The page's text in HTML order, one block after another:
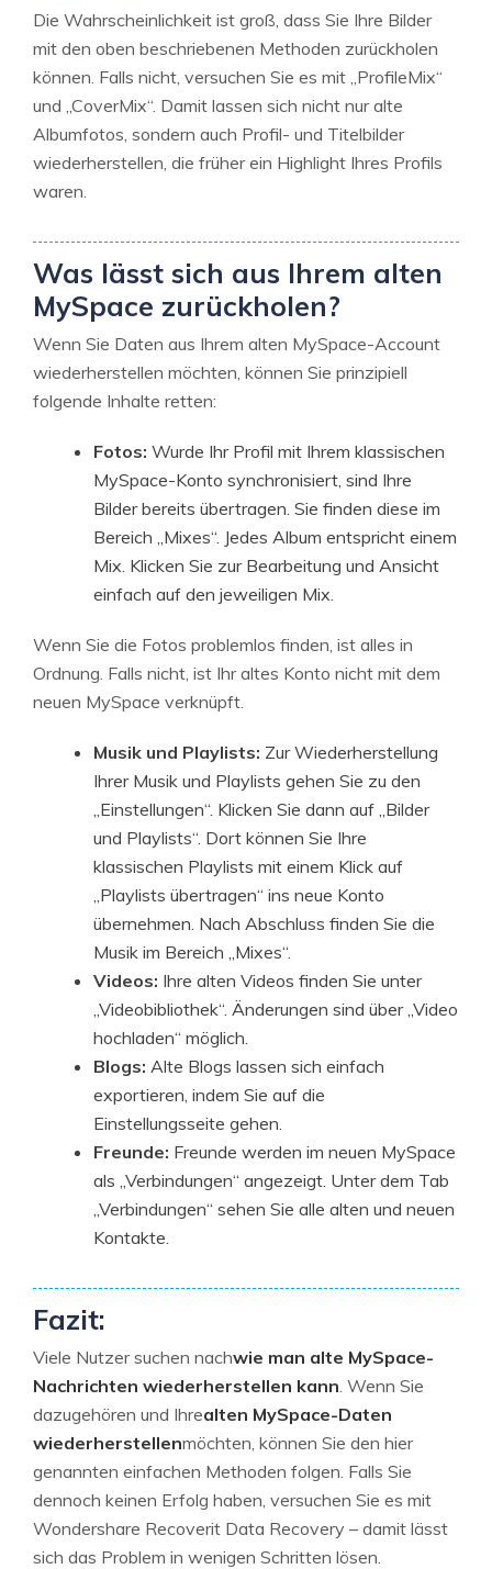
Die Wahrscheinlichkeit ist groß, dass Sie Ihre Bilder
mit den oben beschriebenen Methoden zurückholen
können. Falls nicht, versuchen Sie es mit „ProfileMix“
und „CoverMix“. Damit lassen sich nicht nur alte
Albumfotos, sondern auch Profil- und Titelbilder
wiederherstellen, die früher ein Highlight Ihres Profils
waren.
Was lässt sich aus Ihrem alten
MySpace zurückholen?
Wenn Sie Daten aus Ihrem alten MySpace-Account
wiederherstellen möchten, können Sie prinzipiell
folgende Inhalte retten:
Fotos: Wurde Ihr Profil mit Ihrem klassischen
MySpace-Konto synchronisiert, sind Ihre
Bilder bereits übertragen. Sie finden diese im
Bereich „Mixes“. Jedes Album entspricht einem
Mix. Klicken Sie zur Bearbeitung und Ansicht
einfach auf den jeweiligen Mix.
Wenn Sie die Fotos problemlos finden, ist alles in
Ordnung. Falls nicht, ist Ihr altes Konto nicht mit dem
neuen MySpace verknüpft.
Musik und Playlists: Zur Wiederherstellung
Ihrer Musik und Playlists gehen Sie zu den
„Einstellungen“. Klicken Sie dann auf „Bilder
und Playlists“. Dort können Sie Ihre
klassischen Playlists mit einem Klick auf
„Playlists übertragen“ ins neue Konto
übernehmen. Nach Abschluss finden Sie die
Musik im Bereich „Mixes“.
Videos: Ihre alten Videos finden Sie unter
„Videobibliothek“. Änderungen sind über „Video
hochladen“ möglich.
Blogs: Alte Blogs lassen sich einfach
exportieren, indem Sie auf die
Einstellungsseite gehen.
Freunde: Freunde werden im neuen MySpace
als „Verbindungen“ angezeigt. Unter dem Tab
„Verbindungen“ sehen Sie alle alten und neuen
Kontakte.
Fazit:
Viele Nutzer suchen nachwie man alte MySpace-
Nachrichten wiederherstellen kann . Wenn Sie
dazugehören und Ihrealten MySpace-Daten
wiederherstellenmöchten, können Sie den hier
genannten einfachen Methoden folgen. Falls Sie
dennoch keinen Erfolg haben, versuchen Sie es mit
Wondershare Recoverit Data Recovery – damit lässt
sich das Problem in wenigen Schritten lösen.